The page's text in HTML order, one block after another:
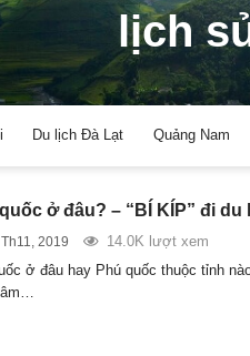
lịch
Du lịch Đà Lạt Quảng Nam
ở đâu? – “BÍ KÍP” đi du
2019
14.0K lượt xem
ở đâu hay Phú quốc thuộc tỉnh